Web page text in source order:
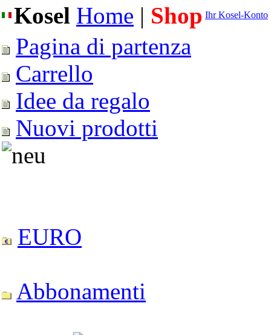
Kosel Home | Shop Ihr Kosel-Konto
Pagina di partenza
Carrello
Idee da regalo
Nuovi prodotti
EURO
Abbonamenti